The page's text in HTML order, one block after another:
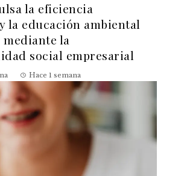
la eficiencia
la educación ambiental
mediante la
social empresarial
Hace 1 semana